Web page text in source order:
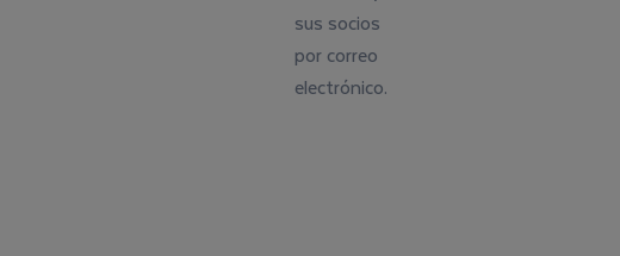
sus socios
por correo
electrónico.